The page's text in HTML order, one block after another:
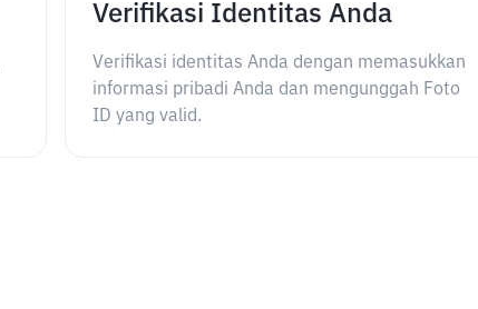
Verifikasi Identitas Anda
Verifikasi identitas Anda dengan memasukkan
informasi pribadi Anda dan mengunggah Foto
ID yang valid.